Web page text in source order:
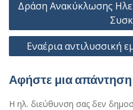
άρθρων
Δράση Ανακύκλωσης
Εναέρια αντιλυσσική
Αφήστε μια απάντηση
Η ηλ. διεύθυνση σας δεν